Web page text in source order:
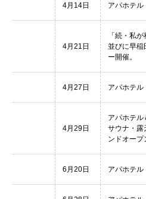
4月14日 アパホテル
4月21日
「続・私
並びに早稲
ー開催。
4月27日 アパホテル
4月29日
アパホテル
サウナ・露
ンドオープ
6月20日 アパホテル